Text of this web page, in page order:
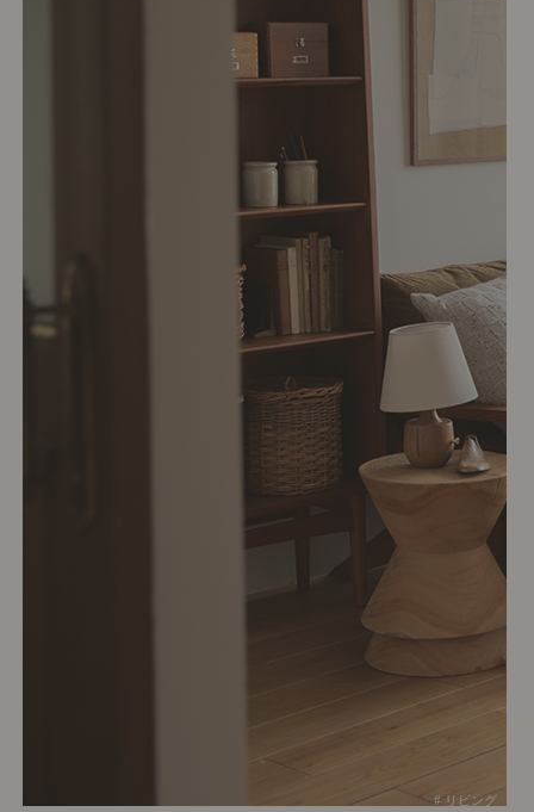
# リビング